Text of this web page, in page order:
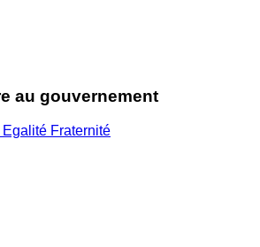
au gouvernement